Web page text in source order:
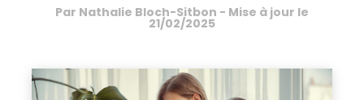
Par Nathalie Bloch-Sitbon - Mise à jour le
21/02/2025